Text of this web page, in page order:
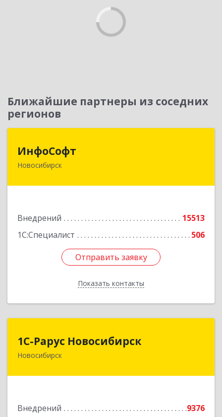
Ближайшие партнеры из соседних
регионов
ИнфоСофт
Новосибирск
Внедрений
15513
1С:Специалист
506
Отправить заявку
Показать контакты
630091, Новосибирская обл, Новосибирск г,
Отправить заявку
Назад
1С-Рарус Новосибирск
Новосибирск
Внедрений
9376
1С-Рарус Новосибирск
630015, Новосибирская обл, Новосибирск г,
Подробнее